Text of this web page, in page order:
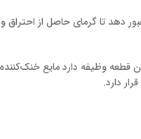
تا گرمای حاصل از احتراق و
وظیفه دارد مایع
دارد.